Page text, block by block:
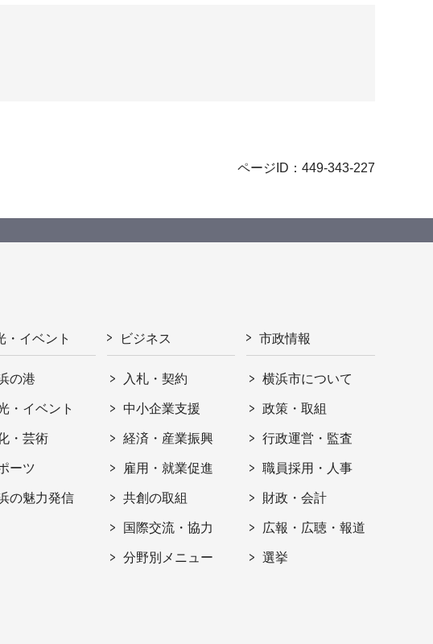
ページID：449-343-227
・イベント
の港
・イベント
・芸術
ーツ
の魅力発信
ビジネス
入札・契約
中小企業支援
経済・産業振興
雇用・就業促進
共創の取組
国際交流・協力
分野別メニュー
市政情報
横浜市について
政策・取組
行政運営・監査
職員採用・人事
財政・会計
広報・広聴・報道
選挙